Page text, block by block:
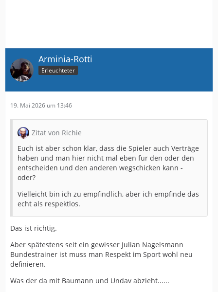
Arminia-Rotti
Erleuchteter
19. Mai 2026 um 13:46
Zitat von Richie
Euch ist aber schon klar, dass die Spieler auch Verträge
haben und man hier nicht mal eben für den oder den
entscheiden und den anderen wegschicken kann -
oder?
Vielleicht bin ich zu empfindlich, aber ich empfinde das
echt als respektlos.
Das ist richtig.
Aber spätestens seit ein gewisser Julian Nagelsmann
Bundestrainer ist muss man Respekt im Sport wohl neu
definieren.
Was der da mit Baumann und Undav abzieht......